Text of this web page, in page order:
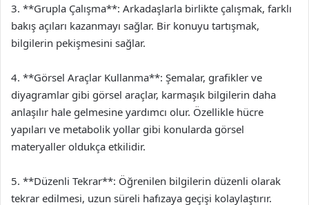
3. **Grupla Çalışma**: Arkadaşlarla birlikte çalışmak, farklı
bakış açıları kazanmayı sağlar. Bir konuyu tartışmak,
bilgilerin pekişmesini sağlar.
4. **Görsel Araçlar Kullanma**: Şemalar, grafikler ve
diyagramlar gibi görsel araçlar, karmaşık bilgilerin daha
anlaşılır hale gelmesine yardımcı olur. Özellikle hücre
yapıları ve metabolik yollar gibi konularda görsel
materyaller oldukça etkilidir.
5. **Düzenli Tekrar**: Öğrenilen bilgilerin düzenli olarak
tekrar edilmesi, uzun süreli hafızaya geçişi kolaylaştırır.